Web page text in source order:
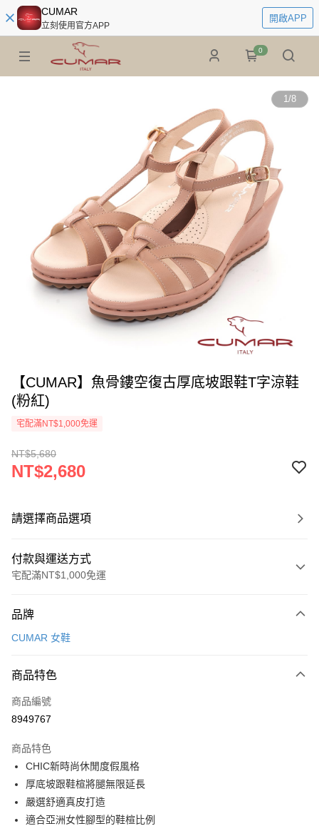
CUMAR
立刻使用官方APP
開啟APP
0
1/8
【CUMAR】魚骨鏤空復古厚底坡跟鞋T字涼鞋
(粉紅)
宅配滿NT$1,000免運
NT$5,680
NT$2,680
請選擇商品選項
付款與運送方式
宅配滿NT$1,000免運
信用卡一次付款
Apple Pay
街口支付
宅配
每筆NT$90，滿NT$1,000(含以上)免運費
品牌
CUMAR 女鞋
商品特色
商品編號
8949767
商品特色
CHIC新時尚休閒度假風格
厚底坡跟鞋楦將腿無限延長
嚴選舒適真皮打造
適合亞洲女性腳型的鞋楦比例